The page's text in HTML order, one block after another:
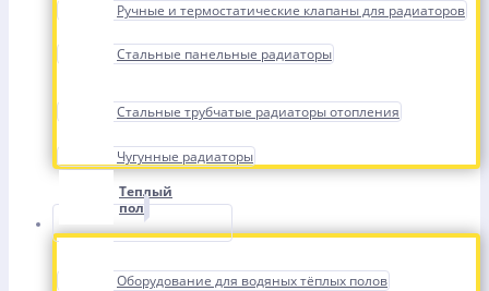
Ручные и термостатические клапаны для радиаторов
Стальные панельные радиаторы
Стальные трубчатые радиаторы отопления
Чугунные радиаторы
Теплый
пол
Оборудование для водяных тёплых полов